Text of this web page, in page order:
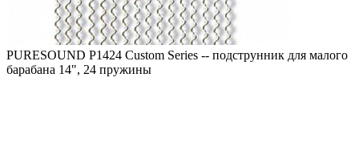
PURESOUND P1424 Custom Series -- подструнник для малого
барабана 14", 24 пружины